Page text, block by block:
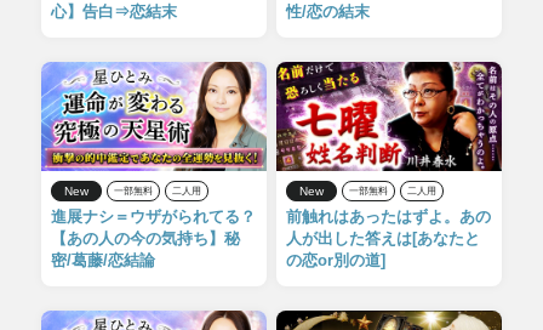
心】告白⇒恋結末
性/恋の結末
New 一部無料 二人用
進展ナシ＝ウザがられてる？
【あの人の今の気持ち】秘
密/葛藤/恋結論
New 一部無料 二人用
前触れはあったはずよ。あの
人が出した答えは[あなたと
の恋or別の道]